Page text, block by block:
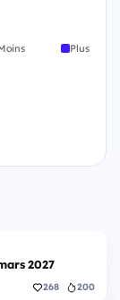
Plus
2027
268 200